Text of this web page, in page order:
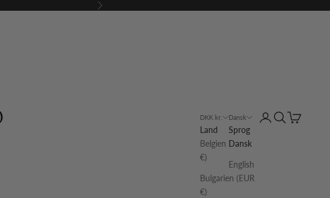
Næste
DKK kr.
Land
Belgien (EUR
€)
Bulgarien (EUR
€)
Dansk
Sprog
Dansk
English
Log på
Søg